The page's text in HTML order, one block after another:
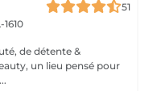
51
de détente &